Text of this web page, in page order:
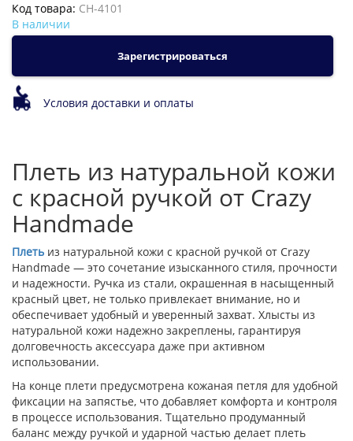
Код товара: CH-4101
В наличии
Зарегистрироваться
Условия доставки и оплаты
Плеть из натуральной кожи
с красной ручкой от Crazy
Handmade
Плеть из натуральной кожи с красной ручкой от Crazy
Handmade — это сочетание изысканного стиля, прочности
и надежности. Ручка из стали, окрашенная в насыщенный
красный цвет, не только привлекает внимание, но и
обеспечивает удобный и уверенный захват. Хлысты из
натуральной кожи надежно закреплены, гарантируя
долговечность аксессуара даже при активном
использовании.
На конце плети предусмотрена кожаная петля для удобной
фиксации на запястье, что добавляет комфорта и контроля
в процессе использования. Тщательно продуманный
баланс между ручкой и ударной частью делает плеть